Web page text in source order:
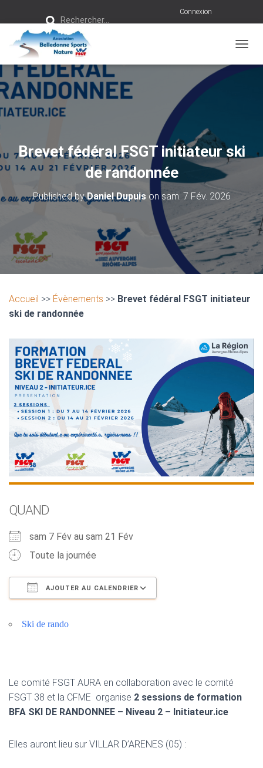
e
r
:
Rechercher…
Connexion
Brevet fédéral FSGT initiateur ski
de randonnée
Published byDaniel Dupuisonsam. 7 Fév. 2026
Accueil >> Évènements >> Brevet fédéral FSGT initiateur
ski de randonnée
QUAND
sam 7 Fév au sam 21 Fév
Toute la journée
AJOUTER AU CALENDRIER
Ski de rando
Le comité FSGT AURA en collaboration avec le comité
FSGT 38 et la CFME organise 2 sessions de formation
BFA SKI DE RANDONNEE – Niveau 2 – Initiateur.ice
Elles auront lieu sur VILLAR D’ARENES (05) :